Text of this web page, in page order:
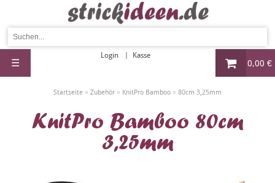
0,00 €
Login Kasse
☰
Startseite » Zubehör » KnitPro Bamboo » 80cm 3,25mm
KnitPro Bamboo 80cm
3,25mm